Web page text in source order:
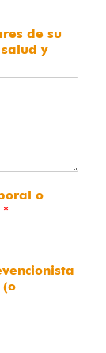
de su
y
o
*
(o